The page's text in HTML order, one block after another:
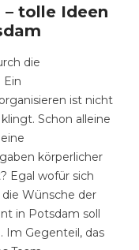
tolle Ideen
die
ist nicht
Schon alleine
körperlicher
Egal wofür sich
Wünsche der
in Potsdam soll
Im Gegenteil, das